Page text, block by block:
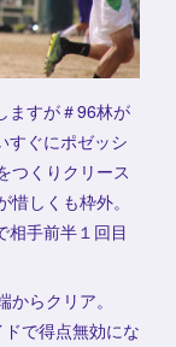
ますが＃96林が
すぐにポゼッシ
つくりクリース
しくも枠外。
相手前半１回目
らクリア。
で得点無効にな